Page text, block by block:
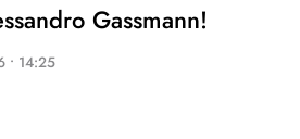
Gassmann!
• 14:25